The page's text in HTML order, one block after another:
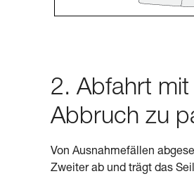
2. Abfahrt
Abbruch zu
Von Ausnahmefällen
Zweiter ab und trägt das